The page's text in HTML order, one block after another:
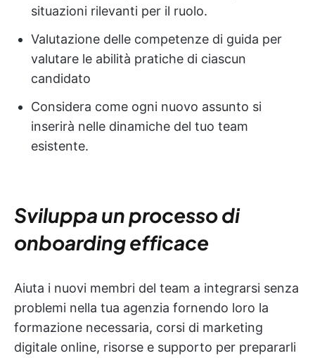
situazioni rilevanti per il ruolo.
Valutazione delle competenze di guida per
valutare le abilità pratiche di ciascun
candidato
Considera come ogni nuovo assunto si
inserirà nelle dinamiche del tuo team
esistente.
Sviluppa un processo di
onboarding efficace
Aiuta i nuovi membri del team a integrarsi senza
problemi nella tua agenzia fornendo loro la
formazione necessaria, corsi di marketing
digitale online, risorse e supporto per prepararli